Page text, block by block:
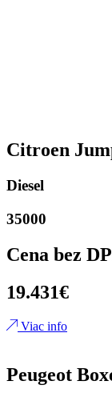
Citroen
Diesel
35000
Cena bez
19.431€
Viac info
Peugeot